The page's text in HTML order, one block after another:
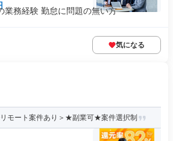
業務経験 勤怠に問題の無い方
気になる
モート案件あり＞★副業可★案件選択制